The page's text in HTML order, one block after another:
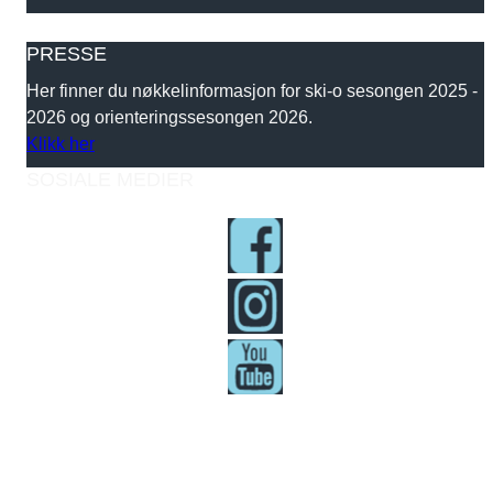
PRESSE
Her finner du nøkkelinformasjon for ski-o sesongen 2025 -
2026 og orienteringssesongen 2026.
Klikk her